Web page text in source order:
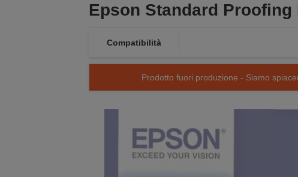
Epson Standard Proofing
Compatibilità
Prodotto fuori produzione - Siamo